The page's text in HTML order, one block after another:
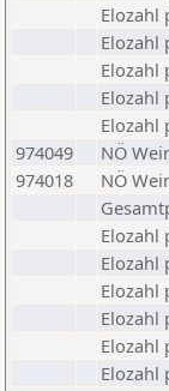
Elozahl
Elozahl
Elozahl
Elozahl
Elozahl
974049
NÖ
974018
NÖ
Elozahl
Elozahl
Elozahl
Elozahl
Elozahl
Elozahl